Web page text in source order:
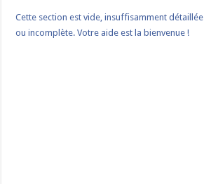
Cette section est vide, insuffisamment détaillée
ou incomplète. Votre aide est la bienvenue !